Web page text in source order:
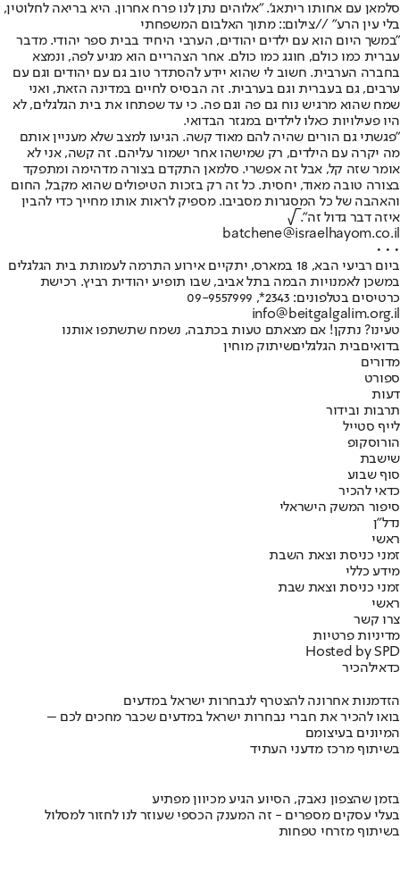
סלמאן עם אחותו ריתאג'. "אלוהים נתן לנו פרח אחרון. היא בריאה לחלוטין,
בלי עין הרע" //צילום:: מתוך האלבום המשפחתי
"במשך היום הוא עם ילדים יהודים, הערבי היחיד בבית ספר יהודי. מדבר
עברית כמו כולם, חוגג כמו כולם. אחר הצהריים הוא מגיע לפה, ונמצא
בחברה הערבית. חשוב לי שהוא יידע להסתדר טוב גם עם יהודים וגם עם
ערבים, גם בעברית וגם בערבית. זה הבסיס לחיים במדינה הזאת, ואני
שמח שהוא מרגיש נוח גם פה וגם פה. כי עד שפתחו את בית הגלגלים, לא
היו פעילויות כאלו לילדים במגזר הבדואי.
"פגשתי גם הורים שהיה להם מאוד קשה. הגיעו למצב שלא מעניין אותם
מה יקרה עם הילדים, רק שמישהו אחר ישמור עליהם. זה קשה, אני לא
אומר שזה קל, אבל זה אפשרי. סלמאן התקדם בצורה מדהימה ומתפקד
בצורה טובה מאוד, יחסית. כל זה רק בזכות הטיפולים שהוא מקבל, החום
והאהבה של כל המסגרות מסביבו. מספיק לראות אותו מחייך כדי להבין
איזה דבר גדול זה". √
batchene@israelhayom.co.il
• • •
ביום רביעי הבא, 18 במארס, יתקיים אירוע התרמה לעמותת בית הגלגלים
במשכן לאמנויות הבמה בתל אביב, שבו תופיע יהודית רביץ. רכישת
כרטיסים בטלפונים: 2343*, 09-9557999
info@beitgalgalim.org.il
טעינו? נתקן! אם מצאתם טעות בכתבה, נשמח שתשתפו אותנו
בדואיםבית הגלגליםשיתוק מוחין
מדורים
ספורט
דעות
תרבות ובידור
לייף סטייל
הורוסקופ
שישבת
סוף שבוע
כדאי להכיר
סיפור המשק הישראלי
נדל"ן
ראשי
זמני כניסת וצאת השבת
מידע כללי
זמני כניסת וצאת שבת
ראשי
צרו קשר
מדיניות פרטיות
Hosted by SPD
כדאילהכיר
הזדמנות אחרונה להצטרף לנבחרות ישראל במדעים
בואו להכיר את חברי נבחרות ישראל במדעים שכבר מחכים לכם –
המיונים בעיצומם
בשיתוף מרכז מדעני העתיד
בזמן שהצפון נאבק, הסיוע הגיע מכיוון מפתיע
בעלי עסקים מספרים - זה המענק הכספי שעוזר לנו לחזור למסלול
בשיתוף מזרחי טפחות